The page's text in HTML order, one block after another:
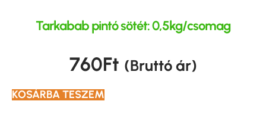
Tarkabab pintó sötét: 0,5kg/csomag
760Ft (Bruttó ár)
KOSÁRBA TESZEM